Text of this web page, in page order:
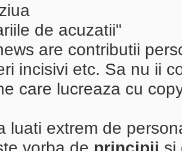
de acuzatii"
are contributii
incisivi etc. Sa nu ii
care lucreaza cu
luati extrem de